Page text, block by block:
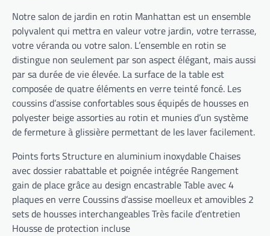
Notre salon de jardin en rotin Manhattan est un ensemble
polyvalent qui mettra en valeur votre jardin, votre terrasse,
votre véranda ou votre salon. L’ensemble en rotin se
distingue non seulement par son aspect élégant, mais aussi
par sa durée de vie élevée. La surface de la table est
composée de quatre éléments en verre teinté foncé. Les
coussins d’assise confortables sous équipés de housses en
polyester beige assorties au rotin et munies d’un système
de fermeture à glissière permettant de les laver facilement.
Points forts Structure en aluminium inoxydable Chaises
avec dossier rabattable et poignée intégrée Rangement
gain de place grâce au design encastrable Table avec 4
plaques en verre Coussins d’assise moelleux et amovibles 2
sets de housses interchangeables Très facile d’entretien
Housse de protection incluse